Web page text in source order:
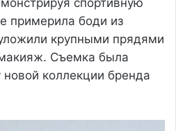
примерила боди из
крупными прядями
Съемка была
коллекции бренда